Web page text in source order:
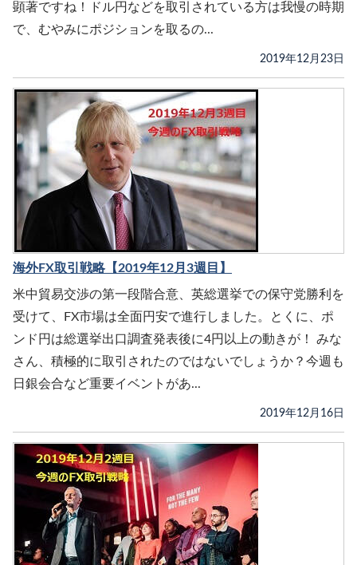
顕著ですね！ドル円などを取引されている方は我慢の時期
で、むやみにポジションを取るの...
2019年12月23日
海外FX取引戦略【2019年12月3週目】
米中貿易交渉の第一段階合意、英総選挙での保守党勝利を
受けて、FX市場は全面円安で進行しました。とくに、ポ
ンド円は総選挙出口調査発表後に4円以上の動きが！ みな
さん、積極的に取引されたのではないでしょうか？今週も
日銀会合など重要イベントがあ...
2019年12月16日